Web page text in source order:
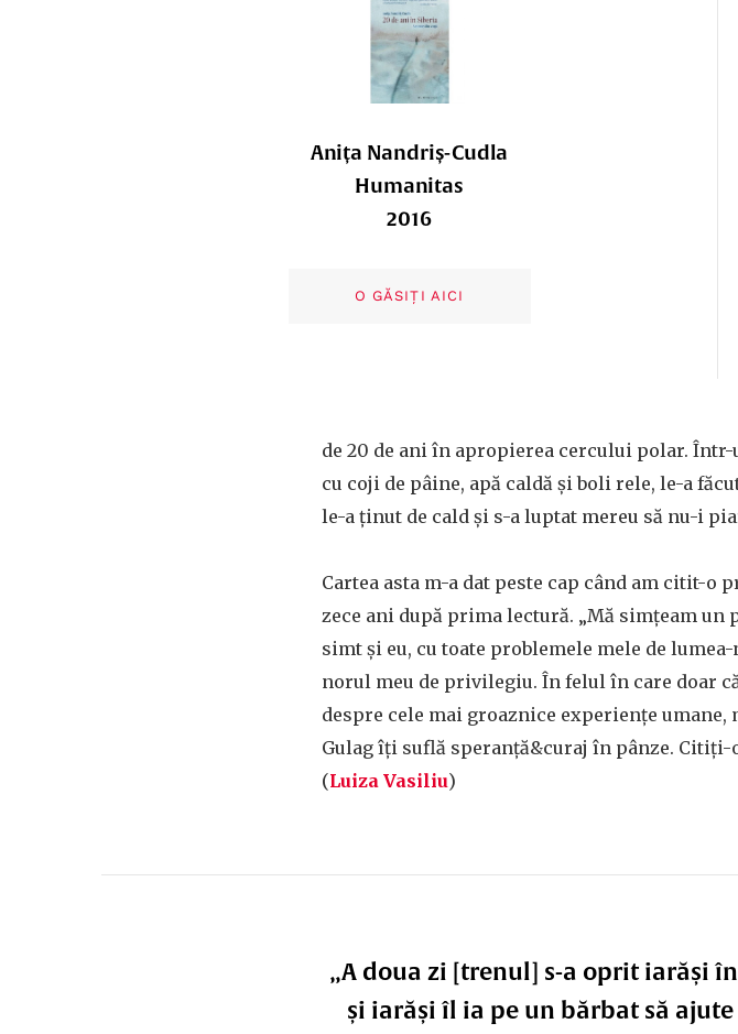
Anița Nandriș-Cudla
Humanitas
2016
O GĂSIȚI AICI
de 20 de ani în apropierea cercului polar.
cu coji de pâine, apă caldă și boli rele, le-a
le-a ținut de cald și s-a luptat mereu să nu-i
Cartea asta m-a dat peste cap când am citit-o
zece ani după prima lectură. „Mă simțeam
simt și eu, cu toate problemele mele de
norul meu de privilegiu. În felul în care doar
despre cele mai groaznice experiențe
Gulag îți suflă speranță&curaj în pânze. Citiți-
(Luiza Vasiliu)
„A doua zi [trenul] s-a oprit iarăși
și iarăși îl ia pe un bărbat să